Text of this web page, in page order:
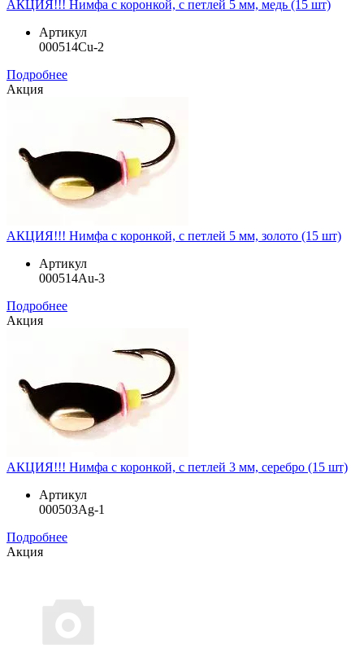
АКЦИЯ!!! Нимфа с коронкой, с петлей 5 мм, медь (15 шт)
Артикул
000514Cu-2
Подробнее
Акция
АКЦИЯ!!! Нимфа с коронкой, с петлей 5 мм, золото (15 шт)
Артикул
000514Au-3
Подробнее
Акция
АКЦИЯ!!! Нимфа с коронкой, с петлей 3 мм, серебро (15 шт)
Артикул
000503Ag-1
Подробнее
Акция